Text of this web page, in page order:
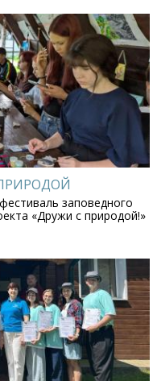
заповедного
«Дружи с природой!»